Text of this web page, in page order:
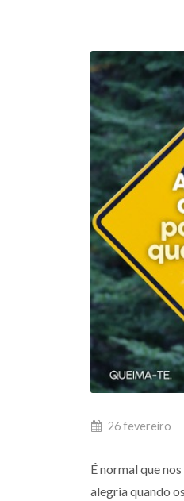
26 fevereiro
É normal que
alegria quando